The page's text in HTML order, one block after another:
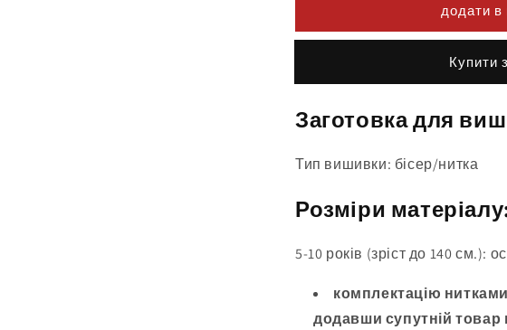
додати в
Buy it
Заготовка для
Тип вишивки: бісер/нитка
Розміри
5-10 років (зріст до 140 см.):
комплектацію
додавши супутній товар